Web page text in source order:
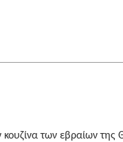
κουζίνα των εβραίων